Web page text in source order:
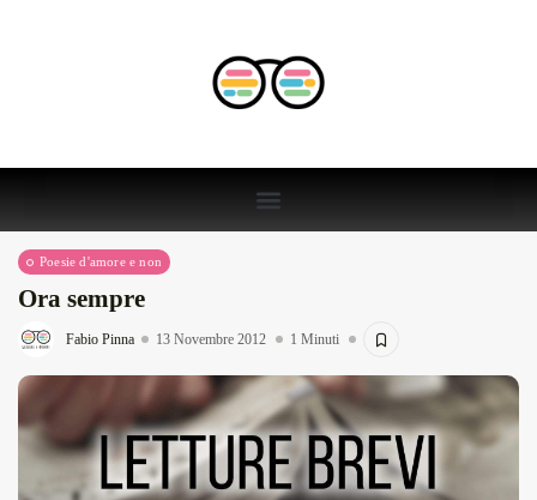
Poesie d'amore e non
Ora sempre
Fabio Pinna 13 Novembre 2012 1 Minuti